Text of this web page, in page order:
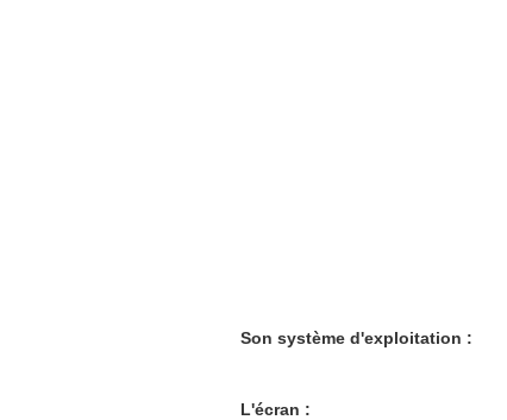
Son système d'exploitation :
L'écran :